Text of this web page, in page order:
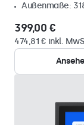
Außenmaße:
399,00 €
474,81 € inkl.